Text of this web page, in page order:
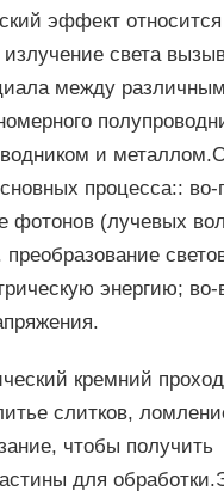
эффект относится
света
между
и
процесса:: во-
фотонов (лучевых
преобразование
энергию; во-
кремний
слитков,
чтобы получить
для